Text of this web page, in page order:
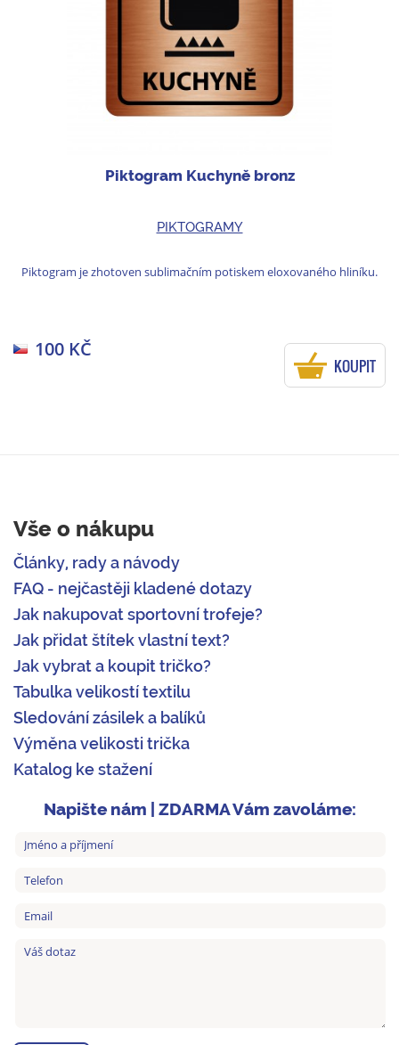
Piktogram Kuchyně bronz
PIKTOGRAMY
Piktogram je zhotoven sublimačním potiskem eloxovaného hliníku.
100 KČ
KOUPIT
Vše o nákupu
Články, rady a návody
FAQ - nejčastěji kladené dotazy
Jak nakupovat sportovní trofeje?
Jak přidat štítek vlastní text?
Jak vybrat a koupit tričko?
Tabulka velikostí textilu
Sledování zásilek a balíků
Výměna velikosti trička
Katalog ke stažení
Napište nám | ZDARMA Vám zavoláme: